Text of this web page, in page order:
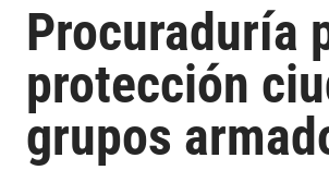
Procuraduría
protección
grupos